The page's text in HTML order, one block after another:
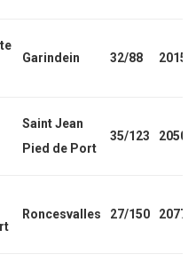
Garindein 32/88 2015
Saint Jean
Pied de Port
35/123 2050
Roncesvalles 27/150 2077